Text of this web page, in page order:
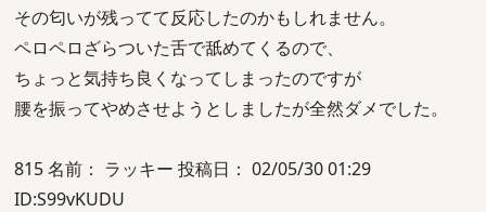
その匂いが残ってて反応したのかもしれません。
ペロペロざらついた舌で舐めてくるので、
ちょっと気持ち良くなってしまったのですが
腰を振ってやめさせようとしましたが全然ダメでした。
815 名前： ラッキー 投稿日： 02/05/30 01:29
ID:S99vKUDU